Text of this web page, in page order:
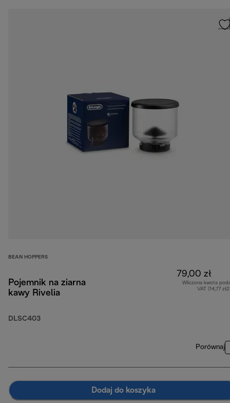
BEAN HOPPERS
Pojemnik na ziarna
kawy Rivelia
DLSC403
79,00 zł
Wliczona kwota
VAT (14,77
Porównaj
Dodaj do koszyka